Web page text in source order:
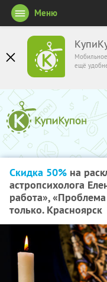
ещё
Меню
Скидка 50% на
астропсихолога
работа»,
только. Красноярск